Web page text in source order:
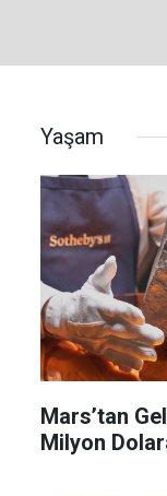
Yaşam
Mars’tan
Milyon